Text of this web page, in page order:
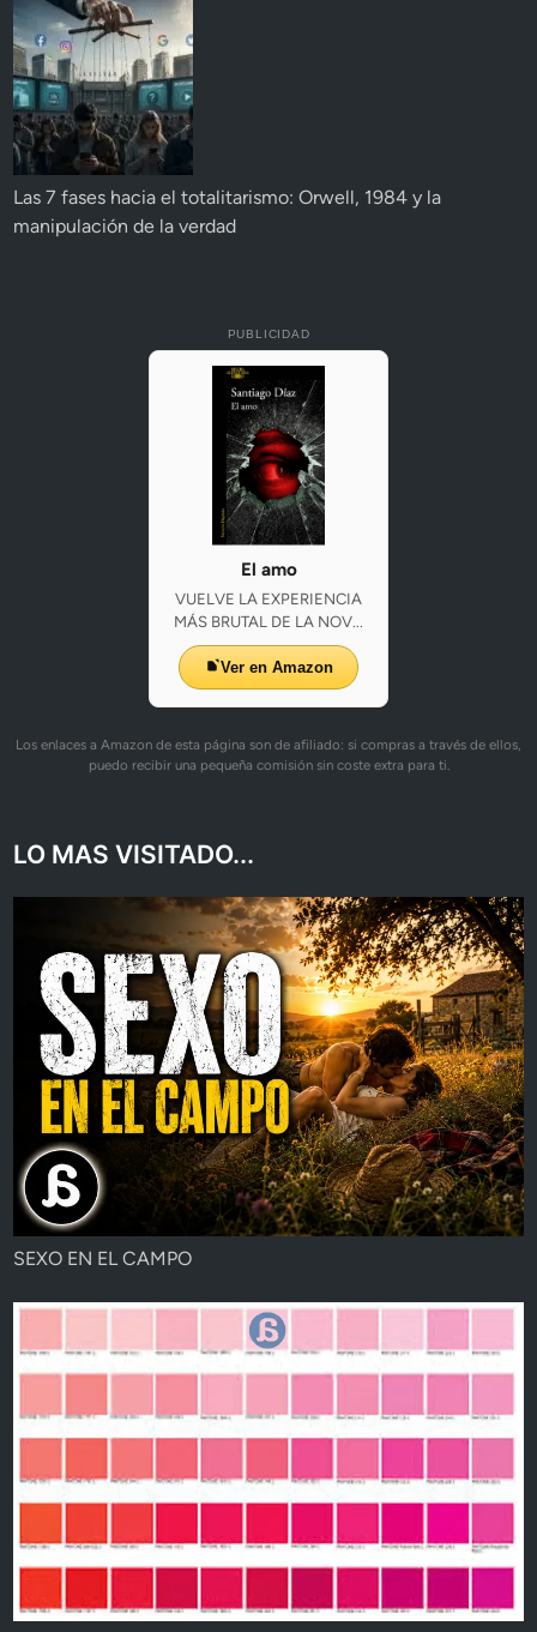
Las 7 fases hacia el totalitarismo: Orwell, 1984 y la
manipulación de la verdad
PUBLICIDAD
El amo
VUELVE LA EXPERIENCIA
MÁS BRUTAL DE LA NOV...
Ver en Amazon
Los enlaces a Amazon de esta página son de afiliado: si compras a través de ellos,
puedo recibir una pequeña comisión sin coste extra para ti.
LO MAS VISITADO...
SEXO EN EL CAMPO